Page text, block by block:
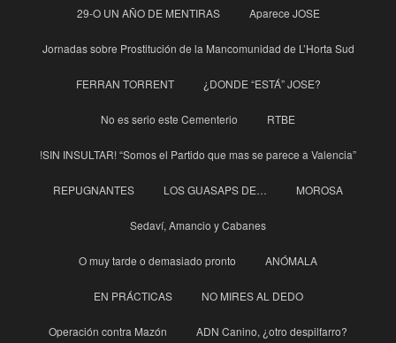
29-O UN AÑO DE MENTIRAS Aparece JOSE
Jornadas sobre Prostitución de la Mancomunidad de L’Horta Sud
FERRAN TORRENT ¿DONDE “ESTÁ” JOSE?
No es serio este Cementerio RTBE
!SIN INSULTAR! “Somos el Partido que mas se parece a Valencia”
REPUGNANTES LOS GUASAPS DE… MOROSA
Sedaví, Amancio y Cabanes
O muy tarde o demasiado pronto ANÓMALA
EN PRÁCTICAS NO MIRES AL DEDO
Operación contra Mazón ADN Canino, ¿otro despilfarro?